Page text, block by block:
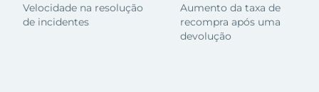
Velocidade na resolução
de incidentes
Aumento da taxa de
recompra após uma
devolução